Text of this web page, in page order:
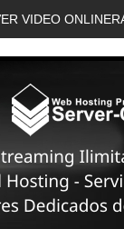
VIDEO ONLINE